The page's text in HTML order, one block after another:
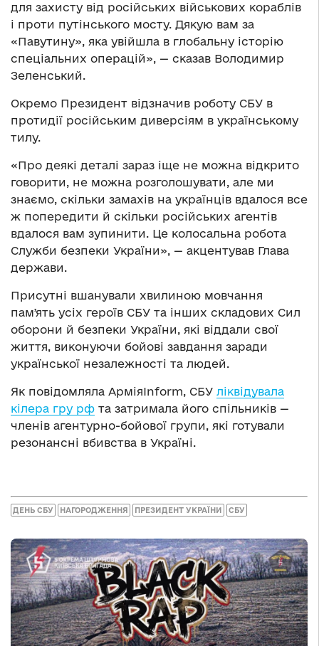
для захисту від російських військових кораблів
і проти путінського мосту. Дякую вам за
«Павутину», яка увійшла в глобальну історію
спеціальних операцій», — сказав Володимир
Зеленський.
Окремо Президент відзначив роботу СБУ в
протидії російським диверсіям в українському
тилу.
«Про деякі деталі зараз іще не можна відкрито
говорити, не можна розголошувати, але ми
знаємо, скільки замахів на українців вдалося все
ж попередити й скільки російських агентів
вдалося вам зупинити. Це колосальна робота
Служби безпеки України», — акцентував Глава
держави.
Присутні вшанували хвилиною мовчання
памʼять усіх героїв СБУ та інших складових Сил
оборони й безпеки України, які віддали свої
життя, виконуючи бойові завдання заради
української незалежності та людей.
Як повідомляла АрміяInform, СБУ ліквідувала
кілера гру рф та затримала його спільників —
членів агентурно-бойової групи, які готували
резонансні вбивства в Україні.
ДЕНЬ СБУ НАГОРОДЖЕННЯ ПРЕЗИДЕНТ УКРАЇНИ СБУ